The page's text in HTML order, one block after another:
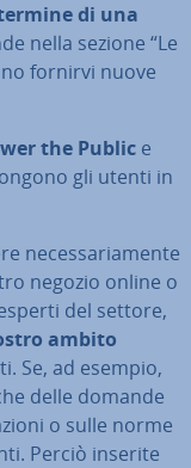
di una
nella sezione “Le
fornirvi nuove
the Public e
gli utenti in
ne­ces­sa­ria­men­te
negozio online o
del settore,
ambito
Se, ad esempio,
delle domande
o sulle norme
Perciò inserite